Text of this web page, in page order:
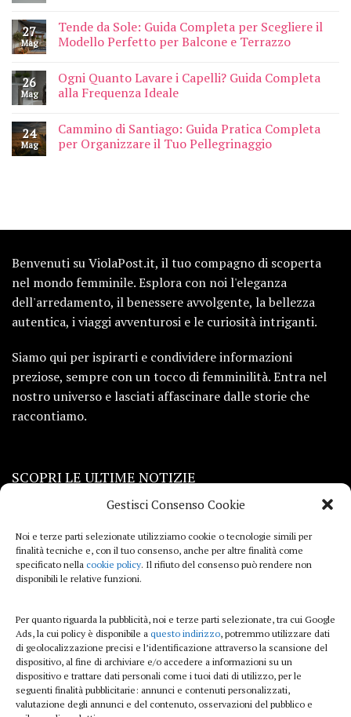
Gestisci Consenso Cookie
Noi e terze parti selezionate utilizziamo cookie o tecnologie simili per
finalità tecniche e, con il tuo consenso, anche per altre finalità come
specificato nella cookie policy. Il rifiuto del consenso può rendere non
disponibili le relative funzioni.
Per quanto riguarda la pubblicità, noi e terze parti selezionate, tra cui Google
Ads, la cui policy è disponibile a questo indirizzo, potremmo utilizzare dati
di geolocalizzazione precisi e l’identificazione attraverso la scansione del
dispositivo, al fine di archiviare e/o accedere a informazioni su un
dispositivo e trattare dati personali come i tuoi dati di utilizzo, per le
seguenti finalità pubblicitarie: annunci e contenuti personalizzati,
valutazione degli annunci e del contenuto, osservazioni del pubblico e
27
Mag
Tende da Sole: Guida Completa per Scegliere il
Modello Perfetto per Balcone e Terrazzo
26
Mag
Ogni Quanto Lavare i Capelli? Guida Completa
alla Frequenza Ideale
24
Mag
Cammino di Santiago: Guida Pratica Completa
per Organizzare il Tuo Pellegrinaggio
Benvenuti su ViolaPost.it, il tuo compagno di scoperta
nel mondo femminile. Esplora con noi l'eleganza
dell'arredamento, il benessere avvolgente, la bellezza
autentica, i viaggi avventurosi e le curiosità intriganti.
Siamo qui per ispirarti e condividere informazioni
preziose, sempre con un tocco di femminilità. Entra nel
nostro universo e lasciati affascinare dalle storie che
raccontiamo.
SCOPRI LE ULTIME NOTIZIE
Viaggi
Beauty e benessere
Curiosità
Lifestyle
Sport